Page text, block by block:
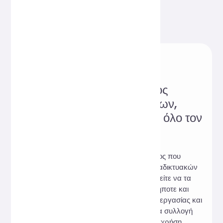
Αξιόπιστος ιστότοπος
διαδικτυακών εργαλείων,
αγαπητός από χρήστες σε όλο τον
Hi, Online Tools είναι ένας ιστότοπος που
συγκεντρώνει μια ποικιλία πρακτικών διαδικτυακών
εργαλείων. Δεν χρειάζεται λήψη, μπορείτε να τα
χρησιμοποιήσετε διαδικτυακά οποτεδήποτε και
οπουδήποτε για να καλύψετε τις ανάγκες εργασίας και
μελέτης σας. Υποσχόμαστε: 100% καμία συλλογή